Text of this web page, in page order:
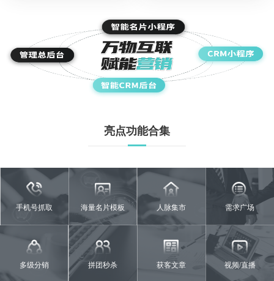
亮点功能合集
手机号抓取 海量名片模板 人脉集市 需求广场
多级分销 拼团秒杀 获客文章 视频/直播